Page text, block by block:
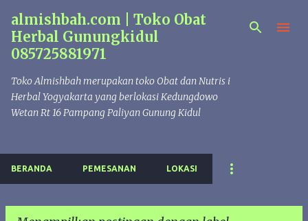
Langsung ke konten utama
almishbah.com | Toko Obat
Herbal Gunungkidul
085725881971
Toko Almishbah merupakan toko Obat dan Nutris i
Herbal Yogyakarta yang berlokasi Kedungdowo
Wetan Rt 16 Pampang Paliyan Gunung Kidul
BERANDA PEMESANAN LOKASI